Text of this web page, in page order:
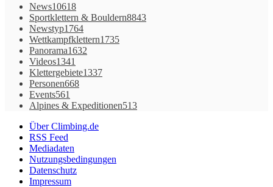
News10618
Sportklettern & Bouldern8843
Newstyp1764
Wettkampfklettern1735
Panorama1632
Videos1341
Klettergebiete1337
Personen668
Events561
Alpines & Expeditionen513
Über Climbing.de
RSS Feed
Mediadaten
Nutzungsbedingungen
Datenschutz
Impressum